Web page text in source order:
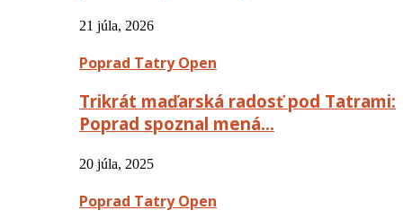
21 júla, 2026
Poprad Tatry Open
Trikrát maďarská radosť pod Tatrami:
Poprad spoznal mená…
20 júla, 2025
Poprad Tatry Open